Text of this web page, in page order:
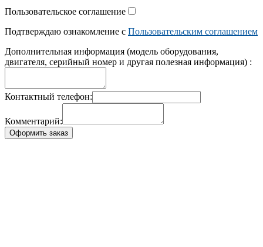
Пользовательское соглашение
Подтверждаю ознакомление с Пользовательским соглашением
Дополнительная информация (модель оборудования,
двигателя, серийный номер и другая полезная информация) :
Контактный телефон:
Комментарий:
Оформить заказ